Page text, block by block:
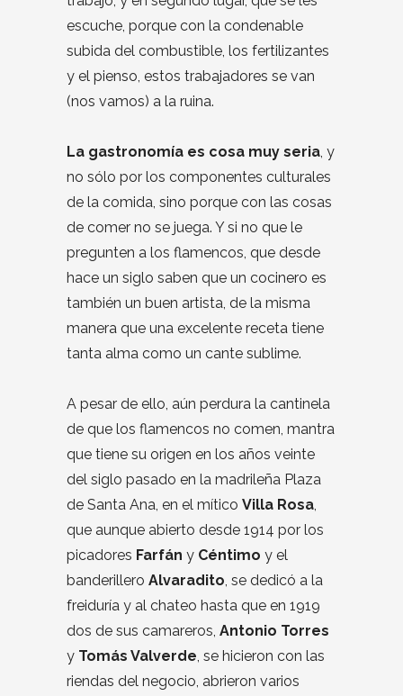
escuche, porque con la condenable
subida del combustible, los fertilizantes
y el pienso, estos trabajadores se van
(nos vamos) a la ruina.
La gastronomía es cosa muy seria , y
no sólo por los componentes culturales
de la comida, sino porque con las cosas
de comer no se juega. Y si no que le
pregunten a los flamencos, que desde
hace un siglo saben que un cocinero es
también un buen artista, de la misma
manera que una excelente receta tiene
tanta alma como un cante sublime.
A pesar de ello, aún perdura la cantinela
de que los flamencos no comen, mantra
que tiene su origen en los años veinte
del siglo pasado en la madrileña Plaza
de Santa Ana, en el mítico Villa Rosa
que aunque abierto desde 1914 por los
picadores Farfán y Céntimo y el
banderillero Alvaradito , se dedicó a la
freiduría y al chateo hasta que en 1919
dos de sus camareros, Antonio Torres
y Tomás Valverde , se hicieron con las
riendas del negocio, abrieron varios